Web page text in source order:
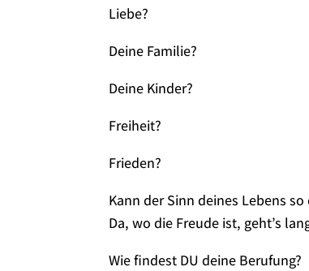
Liebe?
Deine Familie?
Deine Kinder?
Freiheit?
Frieden?
Kann der Sinn deines Lebens
Da, wo die Freude ist, geht’s
Wie findest DU deine Berufung?